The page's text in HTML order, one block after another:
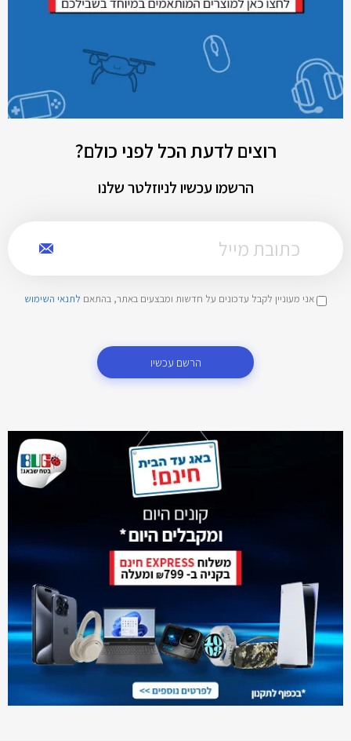
רוצים לדעת הכל לפני כולם?
הרשמו עכשיו לניוזלטר שלנו
אני מעוניין לקבל עדכונים על חדשות ומבצעים באתר, בהתאם לתנאי השימוש
הרשם עכשיו